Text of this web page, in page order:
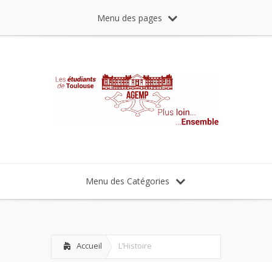
Menu des pages
Menu des Catégories
Accueil L’Histoire